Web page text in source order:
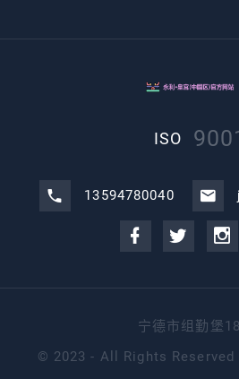
ISO
13594780040
宁德市组勤堡
© 2023 - All Rights Reserved